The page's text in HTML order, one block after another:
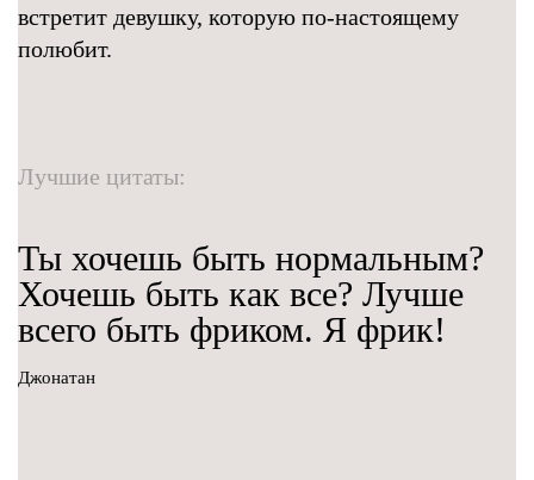
встретит девушку, которую по-настоящему
полюбит.
Лучшие цитаты:
Ты хочешь быть нормальным?
Хочешь быть как все? Лучше
всего быть фриком. Я фрик!
Джонатан